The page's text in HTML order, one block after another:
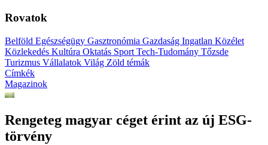
Rovatok
Belföld Egészségügy Gasztronómia Gazdaság Ingatlan Közélet
Közlekedés Kultúra Oktatás Sport Tech-Tudomány Tőzsde
Turizmus Vállalatok Világ Zöld témák
Címkék
Magazinok
Rengeteg magyar céget érint az új ESG-
törvény